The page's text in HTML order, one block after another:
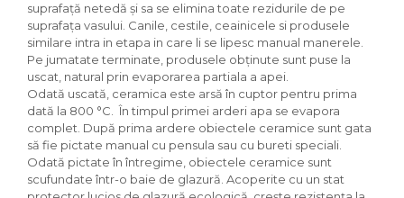
suprafață netedă și sa se elimina toate rezidurile de pe
suprafața vasului. Canile, cestile, ceainicele si produsele
similare intra in etapa in care li se lipesc manual manerele.
Pe jumatate terminate, produsele obținute sunt puse la
uscat, natural prin evaporarea partiala a apei.
Odată uscată, ceramica este arsă în cuptor pentru prima
dată la 800 °C. În timpul primei arderi apa se evapora
complet. După prima ardere obiectele ceramice sunt gata
să fie pictate manual cu pensula sau cu bureti speciali.
Odată pictate în întregime, obiectele ceramice sunt
scufundate într-o baie de glazură. Acoperite cu un stat